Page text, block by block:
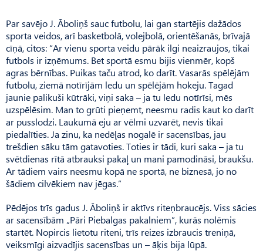
Par savējo J. Āboliņš sauc futbolu, lai gan startējis dažādos
sporta veidos, arī basketbolā, volejbolā, orientēšanās, brīvajā
cīņā, citos: “Ar vienu sporta veidu pārāk ilgi neaizraujos, tikai
futbols ir izņēmums. Bet sportā esmu bijis vienmēr, kopš
agras bērnības. Puikas taču atrod, ko darīt. Vasarās spēlējām
futbolu, ziemā notīrījām ledu un spēlējām hokeju. Tagad
jaunie palikuši kūtrāki, viņi saka – ja tu ledu notīrīsi, mēs
uzspēlēsim. Man to grūti pieņemt, neesmu radis kaut ko darīt
ar pusslodzi. Laukumā eju ar vēlmi uzvarēt, nevis tikai
piedalīties. Ja zinu, ka nedēļas nogalē ir sacensības, jau
trešdien sāku tām gatavoties. Toties ir tādi, kuri saka – ja tu
svētdienas rītā atbrauksi pakaļ un mani pamodināsi, braukšu.
Ar tādiem vairs neesmu kopā ne sportā, ne biznesā, jo no
šādiem cilvēkiem nav jēgas.”
Pēdējos trīs gadus J. Āboliņš ir aktīvs riteņbraucējs. Viss sācies
ar sacensībām „Pāri Piebalgas pakalniem”, kurās nolēmis
startēt. Nopircis lietotu riteni, trīs reizes izbraucis treniņā,
veiksmīgi aizvadījis sacensības un – āķis bija lūpā.